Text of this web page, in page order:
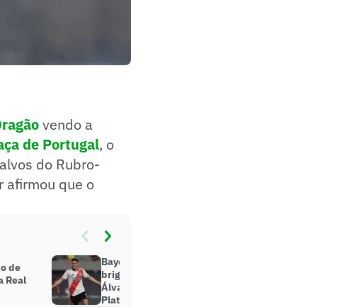
vendo a
de Portugal, o
do Rubro-
afirmou que o
de
Real
Bayern e Manchester United
brigam pela contratação de Julián
Álvarez, jovem estrela do River
Plate